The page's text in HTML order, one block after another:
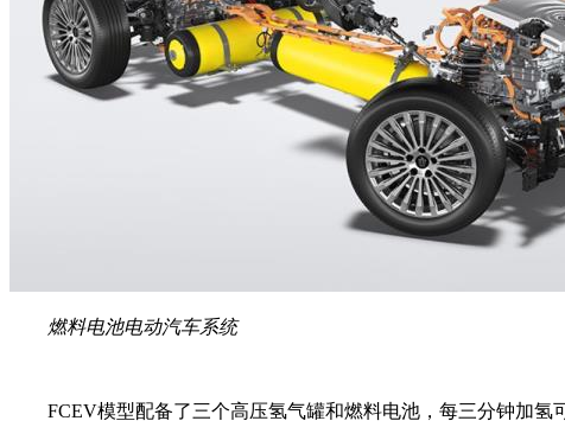
燃料电池电动汽车系统
FCEV模型配备了三个高压氢气罐和燃料电池，每三分钟加氢